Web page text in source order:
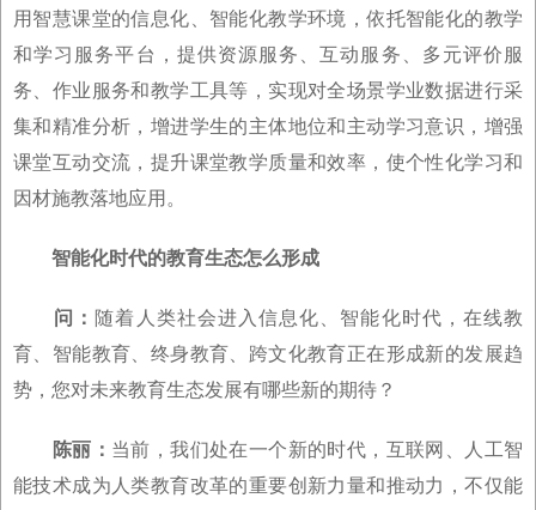
用智慧课堂的信息化、智能化教学环境，依托智能化的教学
和学习服务平台，提供资源服务、互动服务、多元评价服
务、作业服务和教学工具等，实现对全场景学业数据进行采
集和精准分析，增进学生的主体地位和主动学习意识，增强
课堂互动交流，提升课堂教学质量和效率，使个性化学习和
因材施教落地应用。
智能化时代的教育生态怎么形成
问： 随着人类社会进入信息化、智能化时代，在线教
育、智能教育、终身教育、跨文化教育正在形成新的发展趋
势，您对未来教育生态发展有哪些新的期待？
陈丽： 当前，我们处在一个新的时代，互联网、人工智
能技术成为人类教育改革的重要创新力量和推动力，不仅能